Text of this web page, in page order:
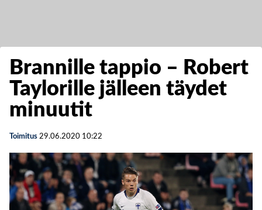
Brannille tappio – Robert
Taylorille jälleen täydet
minuutit
Toimitus 29.06.2020 10:22